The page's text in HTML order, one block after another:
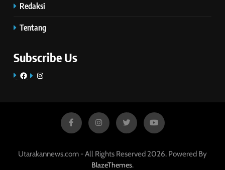
Redaksi
Tentang
Subscribe Us
FacebookInstagram
Utarakannews.com - All Rights Reserved 2026. Powered By
BlazeThemes.